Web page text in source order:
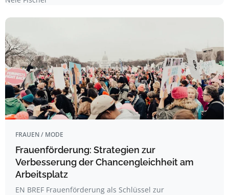
FRAUEN / MODE
Frauenförderung: Strategien zur
Verbesserung der Chancengleichheit am
Arbeitsplatz
EN BREF Frauenförderung als Schlüssel zur